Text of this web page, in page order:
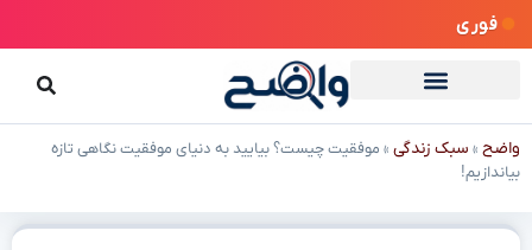
فوری
واضح » سبک زندگی » موفقیت چیست؟ بیایید به دنیای موفقیت نگاهی تازه
بیاندازیم!